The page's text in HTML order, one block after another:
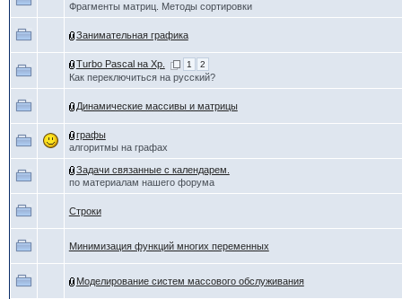
Фрагменты матриц. Методы сортировки
Занимательная графика
Turbo Pascal на Xp. 1 2
Как переключиться на русский?
Динамические массивы и матрицы
графы
алгоритмы на графах
Задачи связанные с календарем.
по материалам нашего форума
Строки
Минимизация функций многих переменных
Моделирование систем массового обслуживания